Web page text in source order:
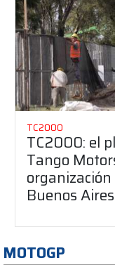
TC2000
TC2000: el
Tango
Buenos Aires
MOTOGP